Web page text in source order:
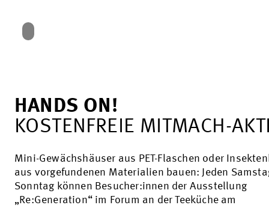
HANDS ON!
KOSTENFREIE MITMACH-
Mini-Gewächshäuser aus PET-Flaschen oder
aus vorgefundenen Materialien bauen: Jeden
Sonntag können Besucher:innen der Ausstellung
„Re:Generation“ im Forum an der Teeküche am